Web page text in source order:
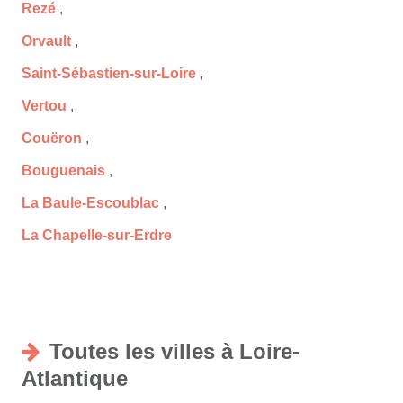
Rezé ,
Orvault ,
Saint-Sébastien-sur-Loire ,
Vertou ,
Couëron ,
Bouguenais ,
La Baule-Escoublac ,
La Chapelle-sur-Erdre
Toutes les villes à Loire-
Atlantique